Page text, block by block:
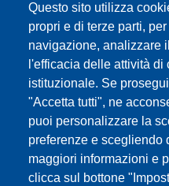
Questo sito utilizza
propri e di terze parti,
navigazione, analizzare
l'efficacia delle attività di
istituzionale. Se
"Accetta tutti", ne
puoi personalizzare la
preferenze e scegliendo
maggiori informazioni e
clicca sul bottone
URP | Ufficio
Sedi
Mappa del sito
Webmaster e
Elenco dei siti
Accessibilità
Feed RSS